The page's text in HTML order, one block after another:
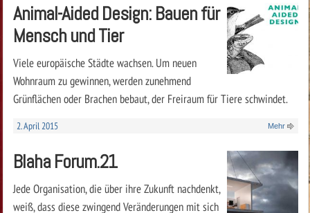
Animal-Aided Design: Bauen für
Mensch und Tier
Viele europäische Städte wachsen. Um neuen
Wohnraum zu gewinnen, werden zunehmend
Grünflächen oder Brachen bebaut, der Freiraum für Tiere schwindet.
2. April 2015 Mehr
Blaha Forum.21
Jede Organisation, die über ihre Zukunft nachdenkt,
weiß, dass diese zwingend Veränderungen mit sich